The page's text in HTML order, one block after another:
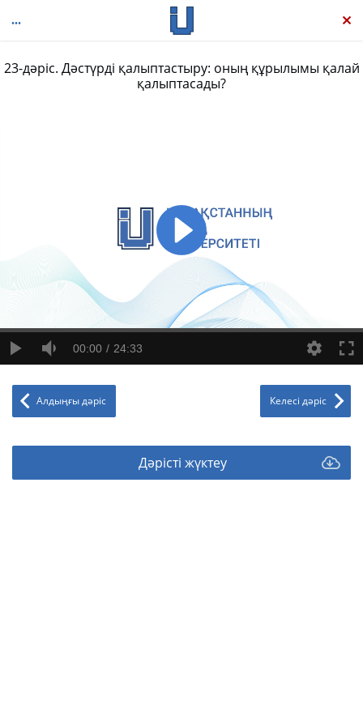
23-дәріс. Дәстүрді қалыптастыру: оның құрылымы қалай
қалыптасады?
00:00 24:33
Алдыңғы дәріс Келесі дәріс
Дәрісті жүктеу